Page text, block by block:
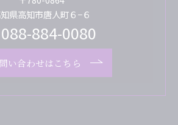
県高知市唐人町６−６
088-884-0080
い合わせはこちら